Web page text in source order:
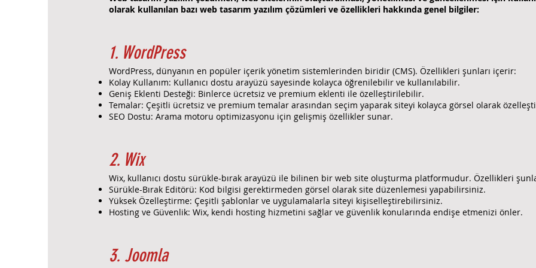
olarak kullanılan bazı web tasarım yazılım çözümleri ve özellikleri hakkında genel bilgiler:
1. WordPress
WordPress, dünyanın en popüler içerik yönetim sistemlerinden biridir (CMS). Özellikleri şunları içerir:
Kolay Kullanım: Kullanıcı dostu arayüzü sayesinde kolayca öğrenilebilir ve kullanılabilir.
Geniş Eklenti Desteği: Binlerce ücretsiz ve premium eklenti ile özelleştirilebilir.
Temalar: Çeşitli ücretsiz ve premium temalar arasından seçim yaparak siteyi kolayca görsel olarak
SEO Dostu: Arama motoru optimizasyonu için gelişmiş özellikler sunar.
2. Wix
Wix, kullanıcı dostu sürükle-bırak arayüzü ile bilinen bir web site oluşturma platformudur. Özellikleri
Sürükle-Bırak Editörü: Kod bilgisi gerektirmeden görsel olarak site düzenlemesi yapabilirsiniz.
Yüksek Özelleştirme: Çeşitli şablonlar ve uygulamalarla siteyi kişiselleştirebilirsiniz.
Hosting ve Güvenlik: Wix, kendi hosting hizmetini sağlar ve güvenlik konularında endişe etmenizi önler.
3. Joomla